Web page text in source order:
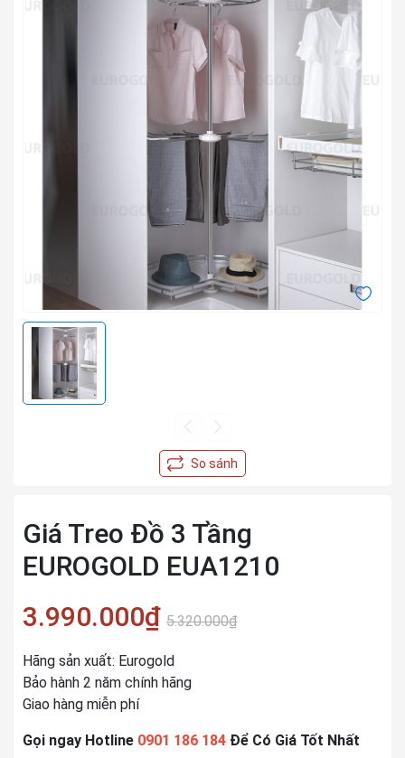
Giá Treo Đồ 3 Tầng
EUROGOLD EUA1210
3.990.000₫ 5.320.000₫
Hãng sản xuất: Eurogold
Bảo hành 2 năm chính hãng
Giao hàng miễn phí
Gọi ngay Hotline 0901 186 184 Để Có Giá Tốt Nhất